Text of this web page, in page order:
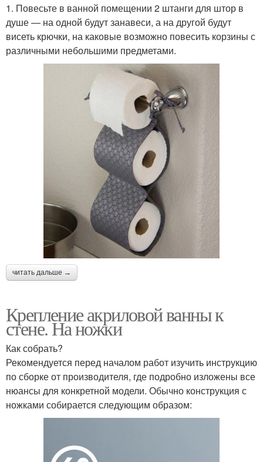
1. Повесьте в ванной помещении 2 штанги для штор в
душе — на одной будут занавеси, а на другой будут
висеть крючки, на каковые возможно повесить корзины с
различными небольшими предметами.
читать дальше →
Крепление акриловой ванны к
стене. На ножки
Как собрать?
Рекомендуется перед началом работ изучить инструкцию
по сборке от производителя, где подробно изложены все
нюансы для конкретной модели. Обычно конструкция с
ножками собирается следующим образом: